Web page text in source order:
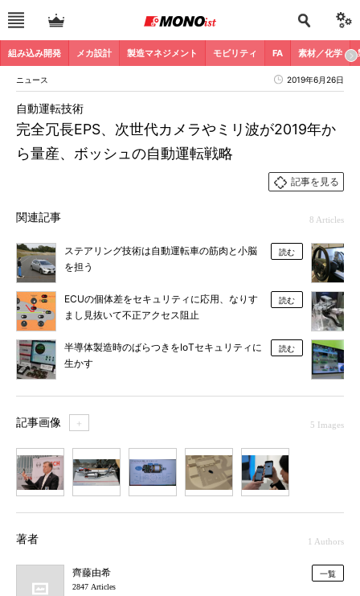
組み込み開発 メカ設計 製造マネジメント モビリティ FA 素材／化学
ニュース 2019年6月26日
完全冗長EPS、次世代カメラやミリ波が2019年か
ら量産、ボッシュの自動運転戦略
自動運転技術
記事を見る
関連記事 8 Articles
ステアリング技術は自動運転車の筋肉と小脳
を担う
読む
ECUの個体差をセキュリティに応用、なりす
まし見抜いて不正アクセス阻止
読む
半導体製造時のばらつきをIoTセキュリティに
生かす
読む
記事画像 ＋ 5 Images
著者 1 Authors
齊藤由希
2847 Articles
一覧